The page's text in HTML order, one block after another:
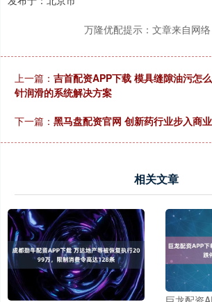
万隆优配提示：文章来自网络
上一篇： 吉首配资APP下载 模具缝隙油污怎
针润滑的系统解决方案
下一篇： 黑马盘配资官网 创新药行业步入商
相关文章